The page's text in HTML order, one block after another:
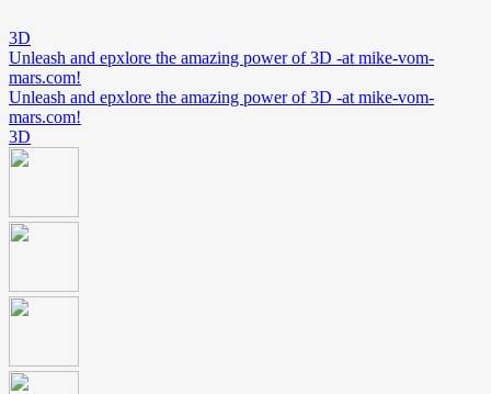
3D
Unleash and epxlore the amazing power of 3D -at mike-vom-
mars.com!
Unleash and epxlore the amazing power of 3D -at mike-vom-
mars.com!
3D